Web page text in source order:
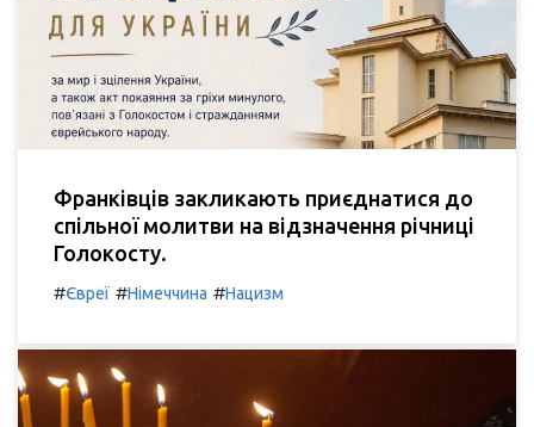
Франківців закликають приєднатися до
спільної молитви на відзначення річниці
Голокосту.
#Євреї #Німеччина #Нацизм